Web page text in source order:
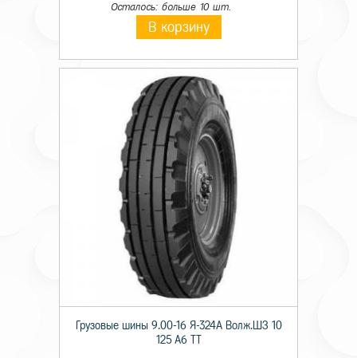
Осталось: больше 10 шт.
В корзину
Грузовые шины 9.00-16 Я-324А Волж.ШЗ 10
125 A6 TT